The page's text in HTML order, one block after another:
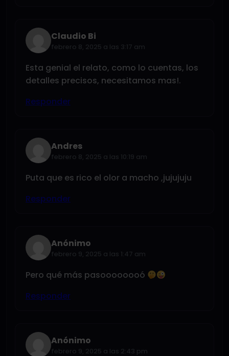
Claudio Bi
febrero 8, 2025 a las 3:17 am
Esta genial el relato, como lo cuentas, los
detalles precisos, necesitamos mas!.
Responder
Andres
febrero 8, 2025 a las 10:19 am
Puta que es rico el olor a macho ,jujujuju
Responder
Anónimo
febrero 9, 2025 a las 1:47 am
Pero qué más pasoooooooó
Responder
Anónimo
febrero 9, 2025 a las 2:43 pm